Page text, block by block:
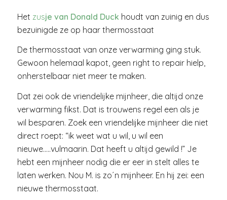
Het zusje van Donald Duck houdt van zuinig en dus
bezuinigde ze op haar thermosstaat
De thermosstaat van onze verwarming ging stuk.
Gewoon helemaal kapot, geen right to repair hielp,
onherstelbaar niet meer te maken.
Dat zei ook de vriendelijke mijnheer, die altijd onze
verwarming fikst. Dat is trouwens regel een als je
wil besparen. Zoek een vriendelijke mijnheer die niet
direct roept: “ik weet wat u wil, u wil een
nieuwe…..vulmaarin. Dat heeft u altijd gewild !” Je
hebt een mijnheer nodig die er eer in stelt alles te
laten werken. Nou M. is zo´n mijnheer. En hij zei: een
nieuwe thermosstaat.